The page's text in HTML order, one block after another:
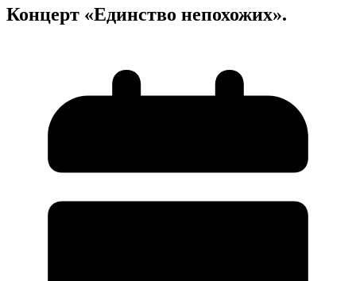
Концерт «Единство непохожих».